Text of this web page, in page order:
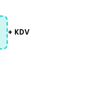
+ KDV